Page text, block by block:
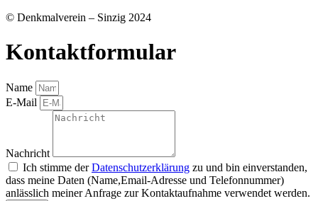
© Denkmalverein – Sinzig 2024
Kontaktformular
Name
E-Mail
Nachricht
Ich stimme derDatenschutzerklärung zu und bin einverstanden,
dass meine Daten (Name,Email-Adresse und Telefonnummer)
anlässlich meiner Anfrage zur Kontaktaufnahme verwendet werden.